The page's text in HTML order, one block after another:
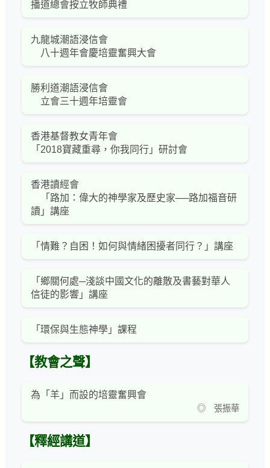
播道總會按立牧師典禮
九龍城潮語浸信會
八十週年會慶培靈奮興大會
勝利道潮語浸信會
立會三十週年培靈會
香港基督教女青年會
「2018寶藏重尋，你我同行」研討會
香港讀經會
「路加：偉大的神學家及歷史家──路加福音研
讀」講座
「情難？自困！如何與情緒困擾者同行？」講座
「鄉關何處─淺談中國文化的離散及書藝對華人
信徒的影響」講座
「環保與生態神學」課程
【教會之聲】
為「羊」而設的培靈奮興會
◎ 張振華
【釋經講道】